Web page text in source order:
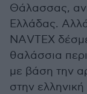
Θάλασσας,
Ελλάδας.
NΑVΤΕΧ
θαλάσσια
με βάση την
στην